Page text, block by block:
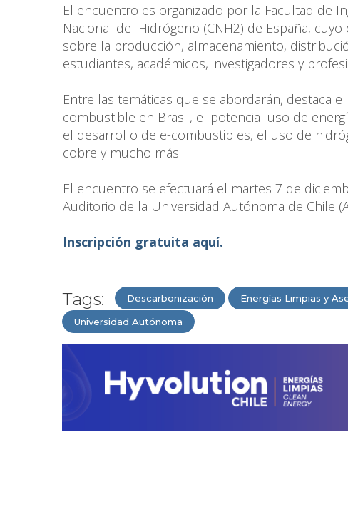
El encuentro es organizado por la Facultad de
Nacional del Hidrógeno (CNH2) de España,
sobre la producción, almacenamiento,
estudiantes, académicos, investigadores y
Entre las temáticas que se abordarán, destaca
combustible en Brasil, el potencial uso de
el desarrollo de e-combustibles, el uso de
cobre y mucho más.
El encuentro se efectuará el martes 7 de
Auditorio de la Universidad Autónoma de Chile
Inscripción gratuita aquí.
Tags: Descarbonización Energías Limpias y
Universidad Autónoma